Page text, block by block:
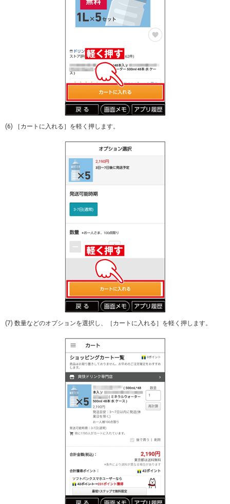
(6) ［カートに入れる］を軽く押します。
(7) 数量などのオプションを選択し、［カートに入れる］を軽く押します。